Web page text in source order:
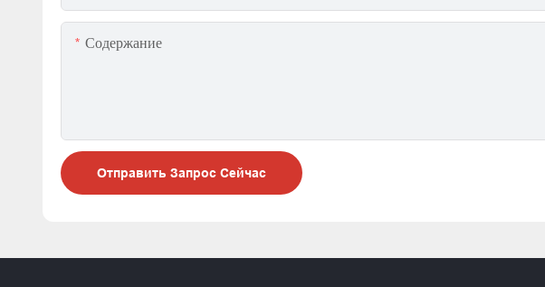
Содержание
Отправить Запрос Сейчас